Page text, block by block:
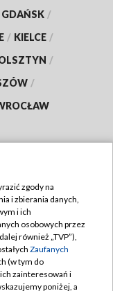
GDAŃSK /
/ KIELCE /
/
/
zgody na
i zbierania danych,
i ich
osobowych przez
również „TVP”),
Zaufanych
(w tym do
zainteresowań i
poniżej, a